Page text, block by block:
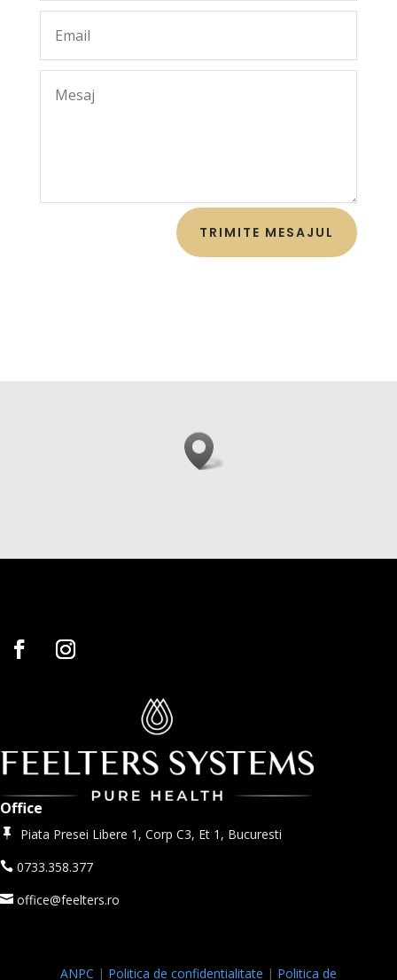
TRIMITE MESAJUL
Office
 Piata Presei Libere 1, Corp C3, Et 1, Bucuresti
 0733.358.377
 office@feelters.ro
ANPC | Politica de confidentialitate | Politica de